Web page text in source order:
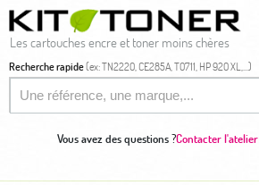
Les cartouches encre et toner moins chères
Recherche rapide(ex: TN2220, CE285A, T0711, HP 920 XL,...)
Vous avez des questions ?Contacter l'atelier